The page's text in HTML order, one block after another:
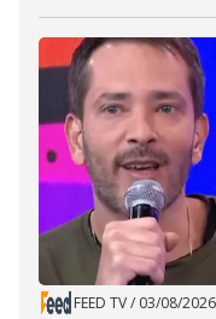
FEED TV/ 03/08/2026